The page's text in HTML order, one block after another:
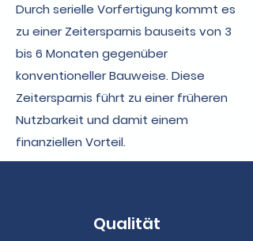
Durch serielle Vorfertigung kommt es
zu einer Zeitersparnis bauseits von 3
bis 6 Monaten gegenüber
konventioneller Bauweise. Diese
Zeitersparnis führt zu einer früheren
Nutzbarkeit und damit einem
finanziellen Vorteil.
Qualität